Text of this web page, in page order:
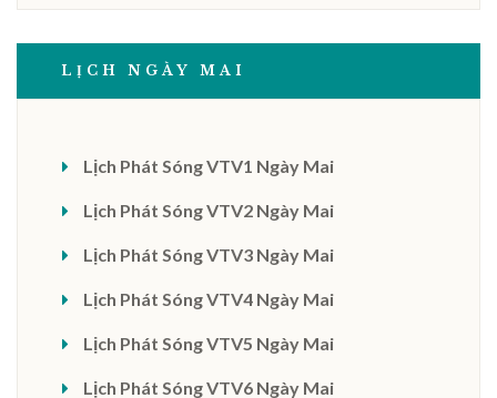
LỊCH NGÀY MAI
Lịch Phát Sóng VTV1 Ngày Mai
Lịch Phát Sóng VTV2 Ngày Mai
Lịch Phát Sóng VTV3 Ngày Mai
Lịch Phát Sóng VTV4 Ngày Mai
Lịch Phát Sóng VTV5 Ngày Mai
Lịch Phát Sóng VTV6 Ngày Mai